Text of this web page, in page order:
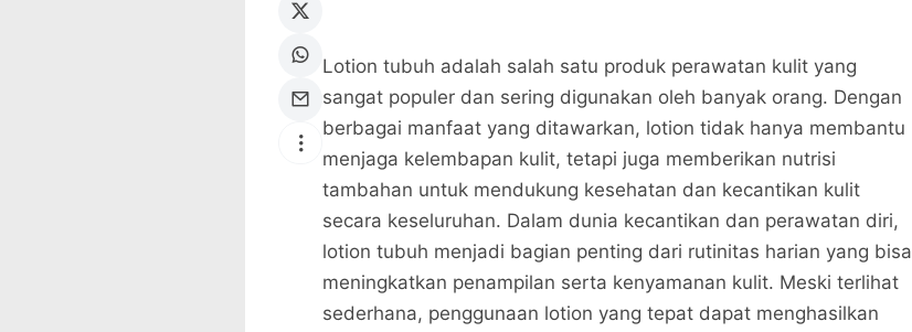
Lotion tubuh adalah salah satu produk perawatan kulit yang
sangat populer dan sering digunakan oleh banyak orang. Dengan
berbagai manfaat yang ditawarkan, lotion tidak hanya membantu
menjaga kelembapan kulit, tetapi juga memberikan nutrisi
tambahan untuk mendukung kesehatan dan kecantikan kulit
secara keseluruhan. Dalam dunia kecantikan dan perawatan diri,
lotion tubuh menjadi bagian penting dari rutinitas harian yang bisa
meningkatkan penampilan serta kenyamanan kulit. Meski terlihat
sederhana, penggunaan lotion yang tepat dapat menghasilkan